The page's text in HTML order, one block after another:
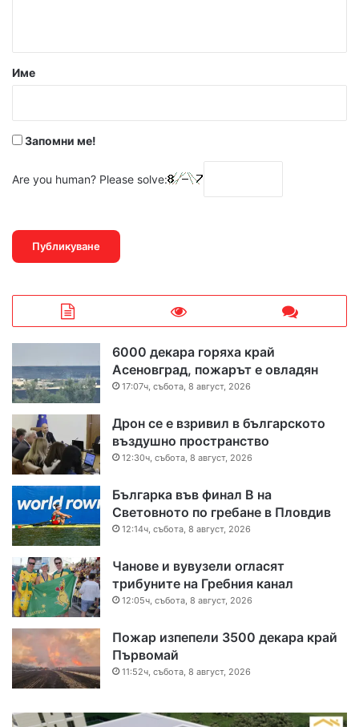
р
Име
Запомни ме!
Are you human? Please solve:
6000 декара горяха край
Асеновград, пожарът е овладян
17:07ч, събота, 8 август, 2026
Дрон се е взривил в българското
въздушно пространство
12:30ч, събота, 8 август, 2026
Българка във финал B на
Световното по гребане в Пловдив
12:14ч, събота, 8 август, 2026
Чанове и вувузели огласят
трибуните на Гребния канал
12:05ч, събота, 8 август, 2026
Пожар изпепели 3500 декара край
Първомай
11:52ч, събота, 8 август, 2026